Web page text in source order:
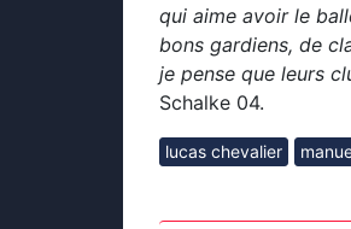
qui aime avoir le
bons gardiens, de
je pense que leurs
Schalke 04.
lucas chevalier